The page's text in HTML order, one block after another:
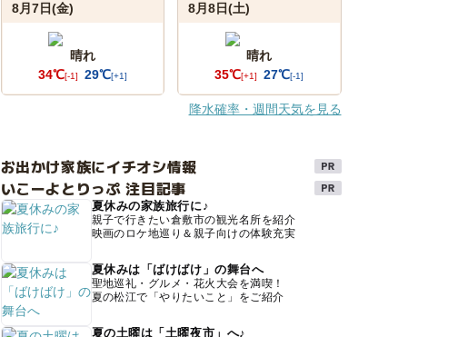
8月7日(金)
晴れ
34℃[-1] 29℃[+1]
8月8日(土)
晴れ
35℃[+1] 27℃[-1]
降水確率・週間天気を見る
お出かけ家族にイチオシ情報
いこーよとりっぷ 注目記事
夏休みの家族旅行に♪
親子で行きたい倉敷市の観光名所を紹介
映画のロケ地巡り＆親子向けの体験充実
夏休みは「ばけばけ」の舞台へ
聖地巡礼・グルメ・花火大会を満喫！
夏の松江で「やりたいこと」をご紹介
夏の土曜は「土曜夜市」へ♪